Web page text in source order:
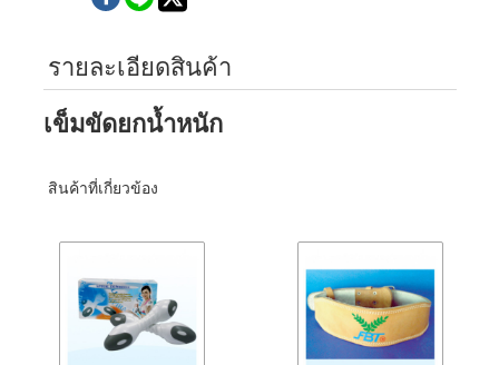
รายละเอียดสินค้า
เข็มขัดยกน้ำหนัก
สินค้าที่เกี่ยวข้อง